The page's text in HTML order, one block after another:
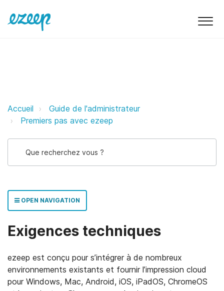
Exigences techniques ezeep
Accueil
Guide de l'administrateur
Premiers pas avec ezeep
OPEN NAVIGATION
Exigences techniques
ezeep est conçu pour s’intégrer à de nombreux
environnements existants et fournir l’impression cloud
pour Windows, Mac, Android, iOS, iPadOS, ChromeOS